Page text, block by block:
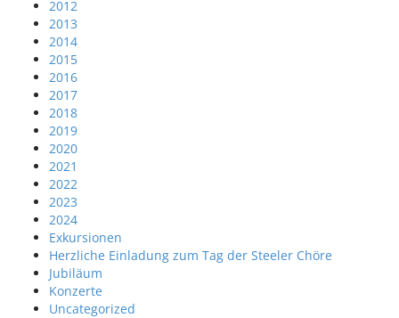
2012
2013
2014
2015
2016
2017
2018
2019
2020
2021
2022
2023
2024
Exkursionen
Herzliche Einladung zum Tag der Steeler Chöre
Jubiläum
Konzerte
Uncategorized